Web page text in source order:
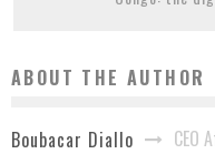
ABOUT THE AUTHOR
Boubacar Diallo CEO